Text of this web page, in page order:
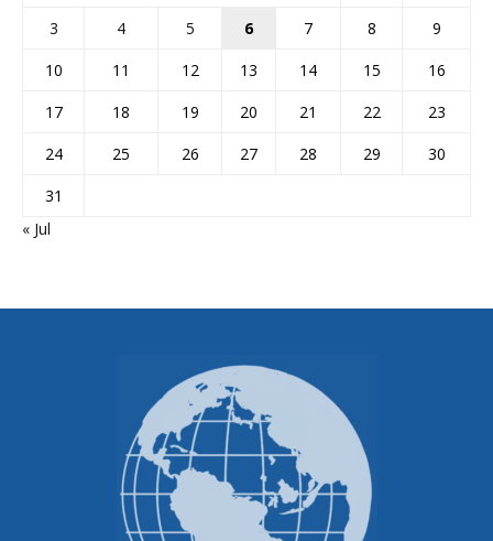
3
4 5 6 7 8
9
10
11 12 13 14 15
16
17
18 19 20 21 22
23
24
25 26 27 28 29
30
31
« Jul